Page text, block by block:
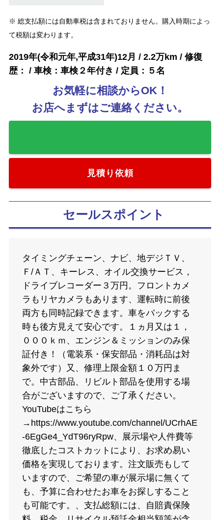
※ 総支払額には自動車税は含まれておりません。購入時期によっ
て税額は変わります。
2019年(令和元年,平成31年)12月 / 2.2万km / 修復
歴： / 車検：車検２年付き / 定員：５名
お気軽に相談からOK！
お店へまずはご連絡ください。
見積り依頼
セールスポイント
タイミングチェーン、ナビ、地デジＴＶ、
Ｆ/ＡＴ、キーレス、オイル交換サービス，
ドライブレコーダー３万円。フロントカメ
ラもリヤカメラもあります、運転時に前後
両方も同時記録できます。車をバックする
時も後方見えて安心です。１ヵ月又は１，
０００ｋｍ、エンジン＆ミッションのみ保
証付き！（電装系・保安部品・消耗品は対
象外です）又、修理上限金額１０万円ま
で。中古部品、リビルト部品を使用する場
合がございますので、ご了承ください。
YouTubeはこちら
→https://www.youtube.com/channel/UCrhAE
-6EgGe4_YdT96ryRpw、展示場や人件費等
徹底したコストカットにより、お求め易い
価格を実現しております。注文販売もして
いますので、ご希望の車が展示場に無くて
も、予算に合わせたお車をお探しすること
も可能です。、支払総額には、自賠責保険